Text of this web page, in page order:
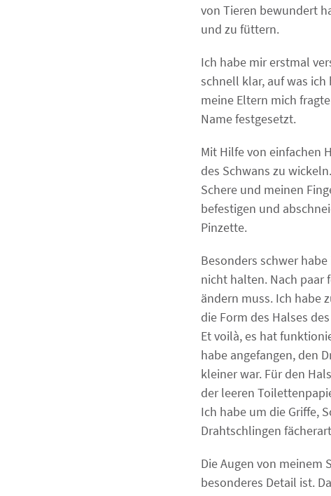
von Tieren bewundert
und zu füttern.
Ich habe mir erstmal
schnell klar, auf was ich
meine Eltern mich
Name festgesetzt.
Mit Hilfe von einfachen
des Schwans zu
Schere und meinen
befestigen und
Pinzette.
Besonders schwer
nicht halten. Nach paar
ändern muss. Ich habe
die Form des Halses
Et voilà, es hat
habe angefangen, den
kleiner war. Für den
der leeren
Ich habe um die Griffe,
Drahtschlingen
Die Augen von meinem
besonderes Detail ist.